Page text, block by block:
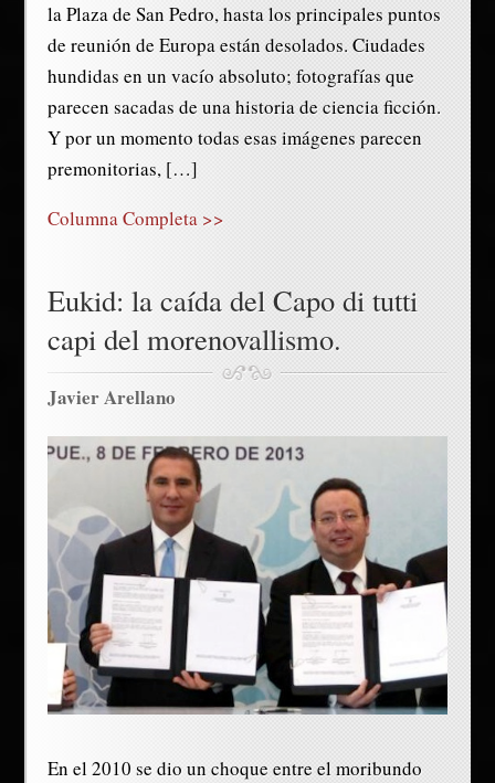
la Plaza de San Pedro, hasta los principales puntos
de reunión de Europa están desolados. Ciudades
hundidas en un vacío absoluto; fotografías que
parecen sacadas de una historia de ciencia ficción.
Y por un momento todas esas imágenes parecen
premonitorias, […]
Columna Completa >>
Eukid: la caída del Capo di tutti
capi del morenovallismo.
Javier Arellano
En el 2010 se dio un choque entre el moribundo